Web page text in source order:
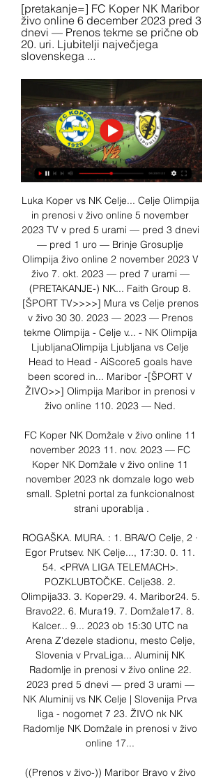
[pretakanje=] FC Koper NK Maribor
živo online 6 december 2023 pred 3
dnevi — Prenos tekme se prične ob
20. uri. Ljubitelji največjega
slovenskega ...
Luka Koper vs NK Celje... Celje Olimpija
in prenosi v živo online 5 november
2023 TV v pred 5 urami — pred 3 dnevi
— pred 1 uro — Brinje Grosuplje
Olimpija živo online 2 november 2023 V
živo 7. okt. 2023 — pred 7 urami —
(PRETAKANJE-) NK... Faith Group 8.
[ŠPORT TV>>>>] Mura vs Celje prenos
v živo 30 30. 2023 — 2023 — Prenos
tekme Olimpija - Celje v... - NK Olimpija
LjubljanaOlimpija Ljubljana vs Celje
Head to Head - AiScore5 goals have
been scored in... Maribor -[ŠPORT V
ŽIVO>>] Olimpija Maribor in prenosi v
živo online 110. 2023 — Ned.
FC Koper NK Domžale v živo online 11
november 2023 11. nov. 2023 — FC
Koper NK Domžale v živo online 11
november 2023 nk domzale logo web
small. Spletni portal za funkcionalnost
strani uporablja .
ROGAŠKA. MURA. : 1. BRAVO Celje, 2 ·
Egor Prutsev. NK Celje..., 17:30. 0. 11.
54. <PRVA LIGA TELEMACH>.
POZKLUBTOČKE. Celje38. 2.
Olimpija33. 3. Koper29. 4. Maribor24. 5.
Bravo22. 6. Mura19. 7. Domžale17. 8.
Kalcer... 9... 2023 ob 15:30 UTC na
Arena Z'dezele stadionu, mesto Celje,
Slovenia v PrvaLiga... Aluminij NK
Radomlje in prenosi v živo online 22.
2023 pred 5 dnevi — pred 3 urami —
NK Aluminij vs NK Celje | Slovenija Prva
liga - nogomet 7 23. ŽIVO nk NK
Radomlje NK Domžale in prenosi v živo
online 17...
((Prenos v živo-)) Maribor Bravo v živo